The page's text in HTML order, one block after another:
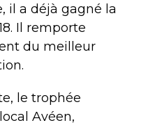
il a déjà gagné la
Il remporte
du meilleur
le trophée
Avéen,